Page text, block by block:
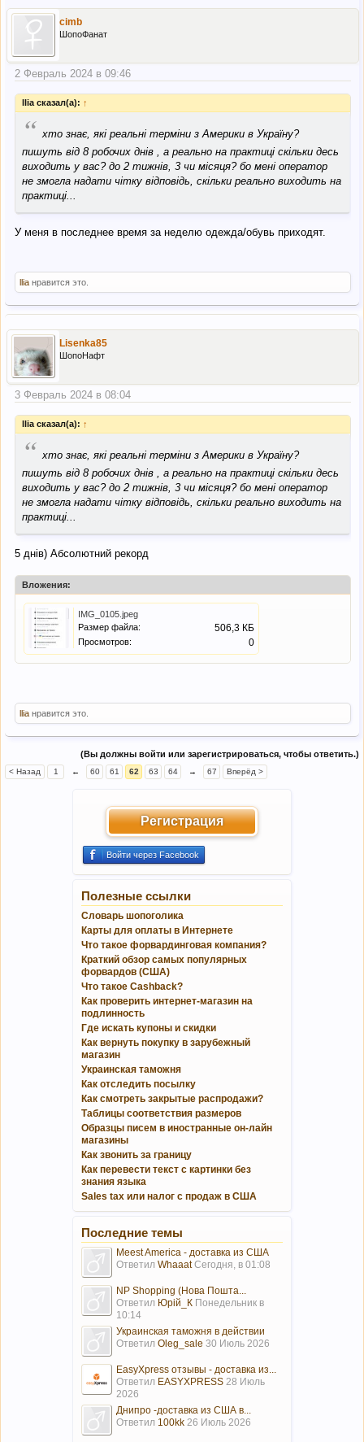
cimb
ШопоФанат
2 Февраль 2024 в 09:46
llia сказал(а): ↑
“ хто знає, які реальні терміни з Америки в Україну?
пишуть від 8 робочих днів , а реально на практиці скільки десь
виходить у вас? до 2 тижнів, 3 чи місяця? бо мені оператор
не змогла надати чітку відповідь, скільки реально виходить на
практиці...
У меня в последнее время за неделю одежда/обувь приходят.
llia нравится это.
Lisenka85
ШопоНафт
3 Февраль 2024 в 08:04
llia сказал(а): ↑
“ хто знає, які реальні терміни з Америки в Україну?
пишуть від 8 робочих днів , а реально на практиці скільки десь
виходить у вас? до 2 тижнів, 3 чи місяця? бо мені оператор
не змогла надати чітку відповідь, скільки реально виходить на
практиці...
5 днів) Абсолютний рекорд
Вложения:
IMG_0105.jpeg
Размер файла:
506,3 КБ
Просмотров: 0
llia нравится это.
(Вы должны войти или зарегистрироваться, чтобы ответить.)
< Назад 1 ← 60 61 62 63 64 → 67 Вперёд >
Регистрация
Войти через Facebook
Полезные ссылки
Словарь шопоголика
Карты для оплаты в Интернете
Что такое форвардинговая компания?
Краткий обзор самых популярных
форвардов (США)
Что такое Cashback?
Как проверить интернет-магазин на
подлинность
Где искать купоны и скидки
Как вернуть покупку в зарубежный
магазин
Украинская таможня
Как отследить посылку
Как смотреть закрытые распродажи?
Таблицы соответствия размеров
Образцы писем в иностранные он-лайн
магазины
Как звонить за границу
Как перевести текст с картинки без
знания языка
Sales tax или налог с продаж в США
Последние темы
Meest America - доставка из США
Ответил Whaaat Сегодня, в 01:08
NP Shopping (Нова Пошта...
Ответил Юрій_К Понедельник в
10:14
Украинская таможня в действии
Ответил Oleg_sale 30 Июль 2026
EasyXpress отзывы - доставка из...
Ответил EASYXPRESS 28 Июль
2026
Днипро -доставка из США в...
Ответил 100kk 26 Июль 2026